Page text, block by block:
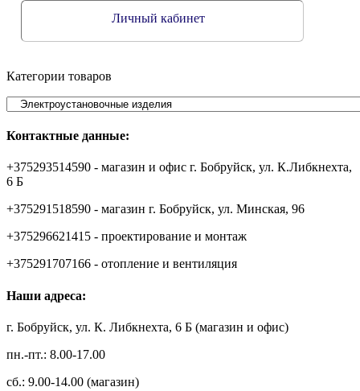
Личный кабинет
Категории товаров
Контактные данные:
+375293514590 - магазин и офис г. Бобруйск, ул. К.Либкнехта,
6 Б
+375291518590 - магазин г. Бобруйск, ул. Минская, 96
+375296621415 - проектирование и монтаж
+375291707166 - отопление и вентиляция
Наши адреса:
г. Бобруйск, ул. К. Либкнехта, 6 Б (магазин и офис)
пн.-пт.: 8.00-17.00
сб.: 9.00-14.00 (магазин)